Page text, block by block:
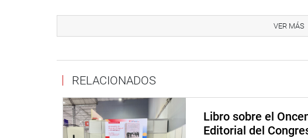
Asimismo, se exceptúa de publicación los asuntos de
publicación de las agendas y las actas de las sesiones del
Comisión de Descentralización
VER MÁS
RELACIONADOS
Libro sobre el
Editorial del